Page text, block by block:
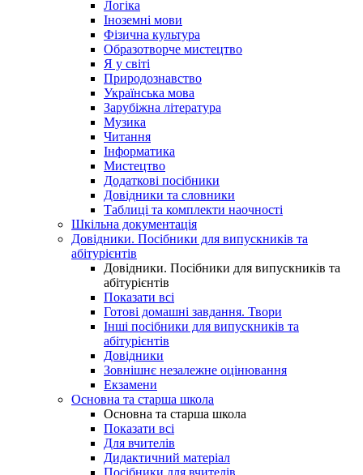
Логіка
Іноземні мови
Фізична культура
Образотворче мистецтво
Я у світі
Природознавство
Українська мова
Зарубіжна література
Музика
Читання
Інформатика
Мистецтво
Додаткові посібники
Довідники та словники
Таблиці та комплекти наочності
Шкільна документація
Довідники. Посібники для випускників та
абітурієнтів
Довідники. Посібники для випускників та
абітурієнтів
Показати всі
Готові домашні завдання. Твори
Інші посібники для випускників та
абітурієнтів
Довідники
Зовнішнє незалежне оцінювання
Екзамени
Основна та старша школа
Основна та старша школа
Показати всі
Для вчителів
Дидактичний матеріал
Посібники для вчителів